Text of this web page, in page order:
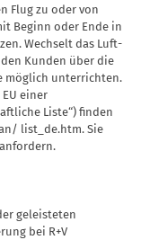
Flug zu oder von
Beginn oder Ende in
Wechselt das Luft­
Kunden über die
möglich unterrichten.
einer
Liste“) finden
list_de.htm. Sie
geleisteten
bei R+V